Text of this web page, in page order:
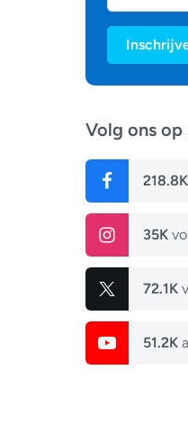
Volg ons op
218.8K
35K
72.1K
51.2K